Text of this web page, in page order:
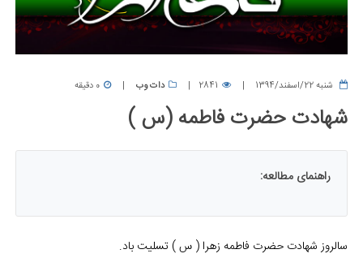
شنبه 22/اسفند/1394 2841 دات وب 0 دقیقه
شهادت حضرت فاطمه (س )
راهنمای مطالعه:
سالروز شهادت حضرت فاطمه زهرا ( س ) تسلیت باد.